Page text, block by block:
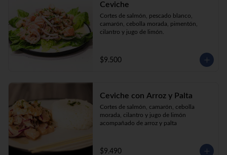
Ceviche
Cortes de salmón, pescado blanco,
camarón, cebolla morada, pimentón,
cilantro y jugo de limón.
$9.500
Ceviche con Arroz y Palta
Cortes de salmón, camarón, cebolla
morada, cilantro y jugo de limón
acompañado de arroz y palta
$9.490